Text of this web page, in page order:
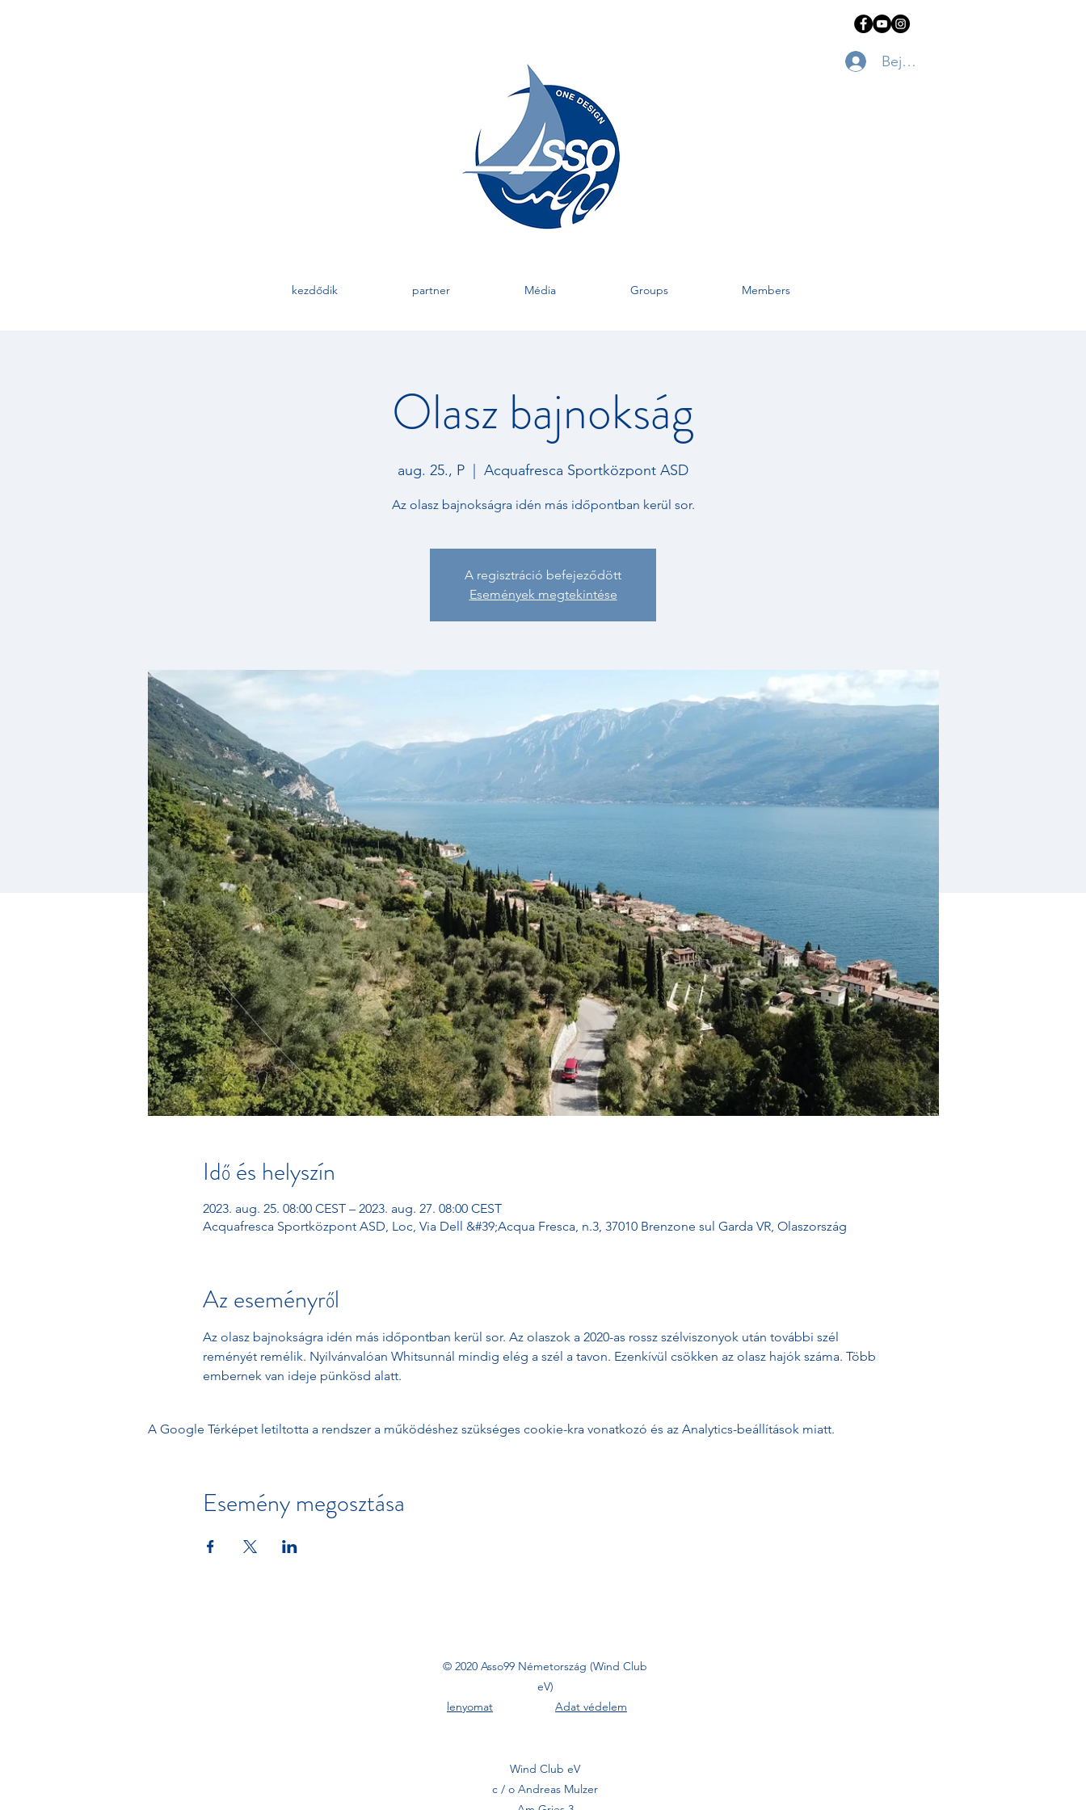
kezdődik partner Média Groups Members
Bejelentkezés
Olasz bajnokság
aug. 25., P Acquafresca Sportközpont ASD
Az olasz bajnokságra idén más időpontban kerül sor.
A regisztráció befejeződött
Események megtekintése
Idő és helyszín
2023. aug. 25. 08:00 CEST – 2023. aug. 27. 08:00 CEST
Acquafresca Sportközpont ASD, Loc, Via Dell &#39;Acqua Fresca, n.3, 37010 Brenzone sul Garda VR, Olaszország
Az eseményről
Az olasz bajnokságra idén más időpontban kerül sor. Az olaszok a 2020-as rossz szélviszonyok után további szél
reményét remélik. Nyilvánvalóan Whitsunnál mindig elég a szél a tavon. Ezenkívül csökken az olasz hajók száma. Több
embernek van ideje pünkösd alatt.
A Google Térképet letiltotta a rendszer a működéshez szükséges cookie-kra vonatkozó és az Analytics-beállítások miatt.
Esemény megosztása
© 2020 Asso99 Németország (Wind Club
eV)
lenyomat
Adat védelem
Wind Club eV
c / o Andreas Mulzer